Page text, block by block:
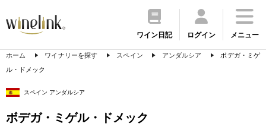
ワイン日記 ログイン メニュー
ホーム ワイナリーを探す スペイン アンダルシア
ボデガ・ミゲ
ル・ドメック
スペイン アンダルシア
ボデガ・ミゲル・ドメック